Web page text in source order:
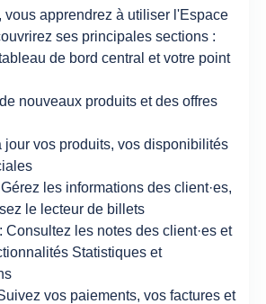
vous apprendrez à utiliser l'Espace
ses principales sections :
de bord central et votre point
nouveaux produits et des offres
jour vos produits, vos disponibilités
Gérez les informations des client·es,
le lecteur de billets
: Consultez les notes des client·es et
Statistiques et
vos paiements, vos factures et